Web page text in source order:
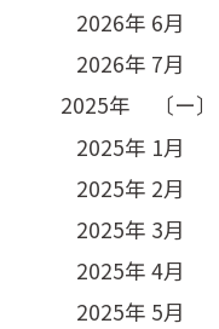
2026年 6月
2026年 7月
2025年 〔ー〕
2025年 1月
2025年 2月
2025年 3月
2025年 4月
2025年 5月